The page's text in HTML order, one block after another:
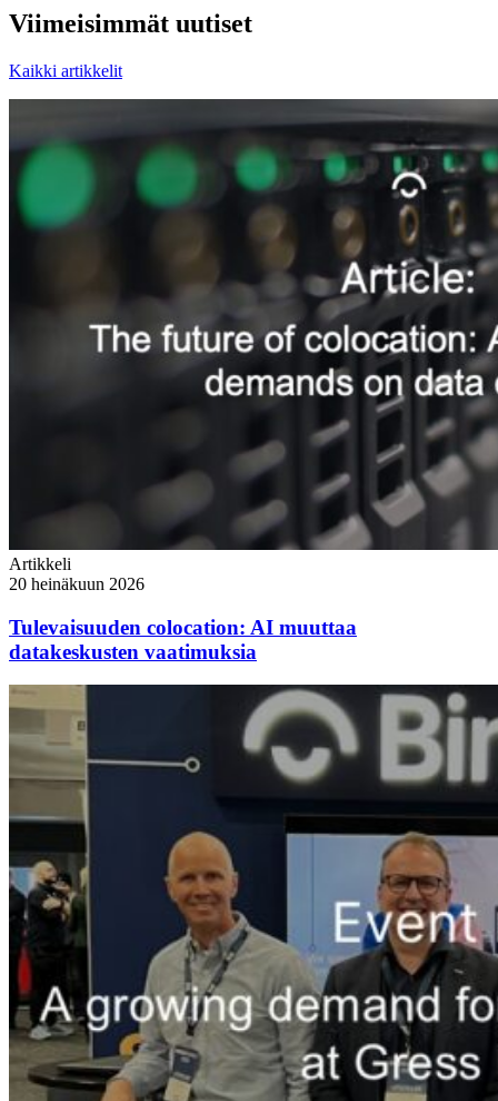
Viimeisimmät uutiset
Kaikki artikkelit
Artikkeli
20 heinäkuun 2026
Tulevaisuuden colocation: AI muuttaa
datakeskusten vaatimuksia